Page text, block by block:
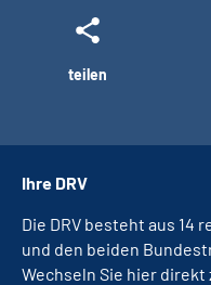
teilen
Ihre DRV
Die DRV besteht aus 14
und den beiden
Wechseln Sie hier direkt